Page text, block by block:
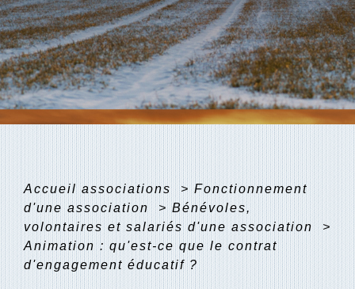
Accueil associations > Fonctionnement
d'une association
> Bénévoles,
volontaires et salariés d'une association
>
Animation : qu'est-ce que le contrat
d'engagement éducatif ?